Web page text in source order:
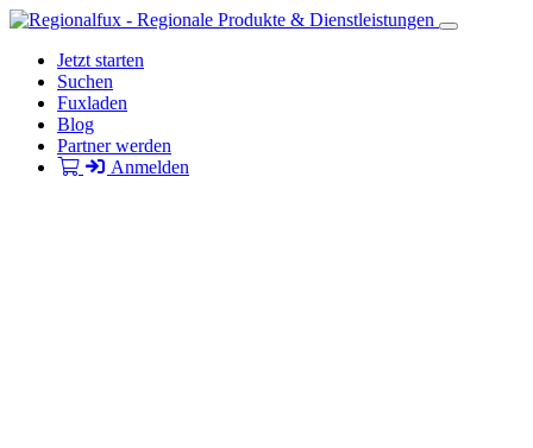
Jetzt starten
Suchen
Fuxladen
Blog
Partner werden
Anmelden